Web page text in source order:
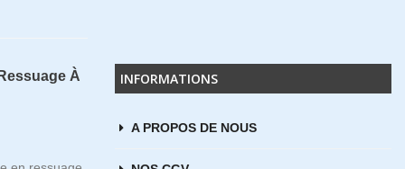
INFORMATIONS
A PROPOS DE NOUS
À